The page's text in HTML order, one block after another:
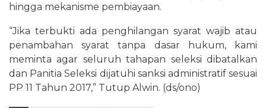
hingga mekanisme pembiayaan.
“Jika terbukti ada penghilangan syarat wajib atau
penambahan syarat tanpa dasar hukum, kami
meminta agar seluruh tahapan seleksi dibatalkan
dan Panitia Seleksi dijatuhi sanksi administratif sesuai
PP 11 Tahun 2017,” Tutup Alwin. (ds/ono)